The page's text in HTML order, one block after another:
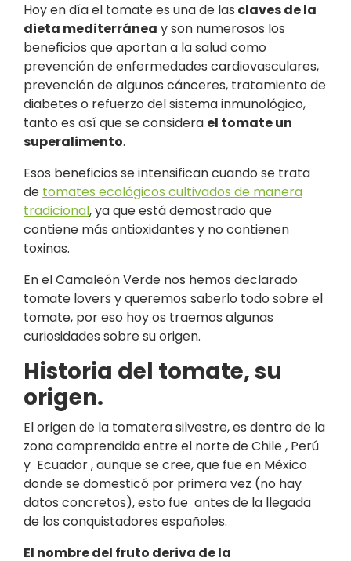
Hoy en día el tomate es una de las claves de la
dieta mediterránea y son numerosos los
beneficios que aportan a la salud como
prevención de enfermedades cardiovasculares,
prevención de algunos cánceres, tratamiento de
diabetes o refuerzo del sistema inmunológico,
tanto es así que se considera el tomate un
superalimento.
Esos beneficios se intensifican cuando se trata
de tomates ecológicos cultivados de manera
tradicional, ya que está demostrado que
contiene más antioxidantes y no contienen
toxinas.
En el Camaleón Verde nos hemos declarado
tomate lovers y queremos saberlo todo sobre el
tomate, por eso hoy os traemos algunas
curiosidades sobre su origen.
Historia del tomate, su
origen.
El origen de la tomatera silvestre, es dentro de la
zona comprendida entre el norte de Chile , Perú
y Ecuador , aunque se cree, que fue en México
donde se domesticó por primera vez (no hay
datos concretos), esto fue antes de la llegada
de los conquistadores españoles.
El nombre del fruto deriva de la